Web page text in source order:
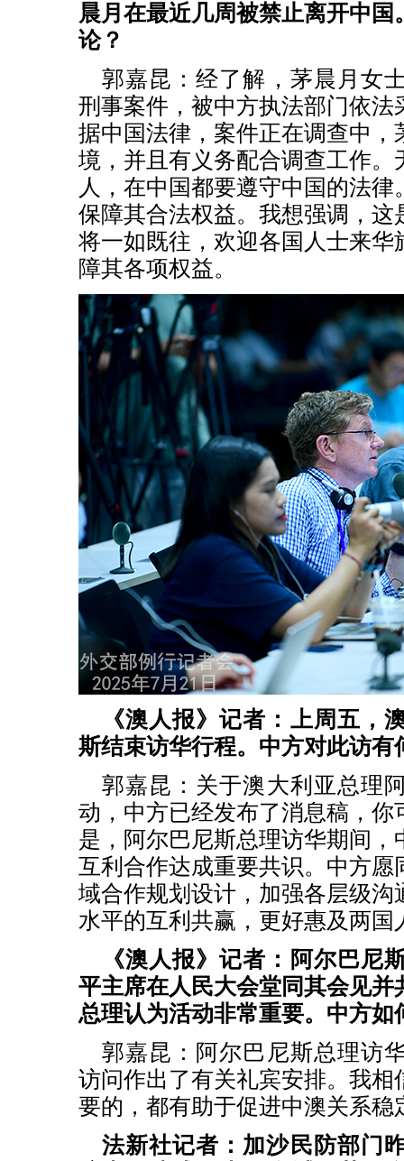
晨月在最近几周被禁止离开中
论？
郭嘉昆：经了解，茅晨月女
刑事案件，被中方执法部门依法
据中国法律，案件正在调查中，
境，并且有义务配合调查工作。
人，在中国都要遵守中国的法
保障其合法权益。我想强调，这
将一如既往，欢迎各国人士来华
障其各项权益。
《澳人报》记者：上周五，
斯结束访华行程。中方对此访有
郭嘉昆： 关于澳大利亚总理
动，中方已经发布了消息稿，你
是，阿尔巴尼斯总理访华期间，
互利合作达成重要共识。中方愿
域合作规划设计，加强各层级沟
水平的互利共赢，更好惠及两国
《澳人报》记者：阿尔巴尼
平主席在人民大会堂同其会见并
总理认为活动非常重要。中方如
郭嘉昆： 阿尔巴尼斯总理访
访问作出了有关礼宾安排。我相
要的，都有助于促进中澳关系稳
法新社记者：加沙民防部门